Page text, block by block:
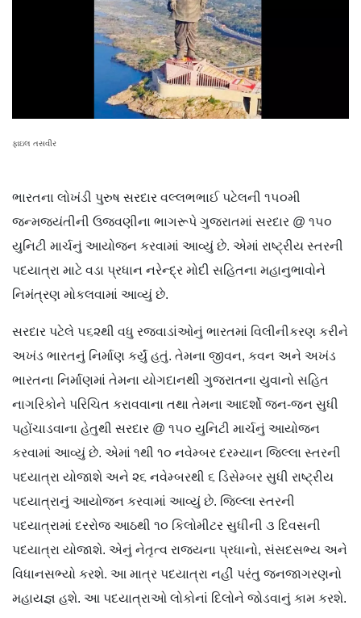
ફાઇલ તસવીર
ભારતના લોખંડી પુરુષ સરદાર વલ્લભભાઈ પટેલની ૧૫૦મી
જન્મજયંતીની ઉજવણીના ભાગરૂપે ગુજરાતમાં સરદાર @ ૧૫૦
યુનિટી માર્ચનું આયોજન કરવામાં આવ્યું છે. એમાં રાષ્ટ્રીય સ્તરની
પદયાત્રા માટે વડા પ્રધાન નરેન્દ્ર મોદી સહિતના મહાનુભાવોને
નિમંત્રણ મોકલવામાં આવ્યું છે.
સરદાર પટેલે ૫૬૨થી વધુ રજવાડાંઓનું ભારતમાં વિલીનીકરણ કરીને
અખંડ ભારતનું નિર્માણ કર્યું હતું. તેમના જીવન, કવન અને અખંડ
ભારતના નિર્માણમાં તેમના યોગદાનથી ગુજરાતના યુવાનો સહિત
નાગરિકોને પરિચિત કરાવવાના તથા તેમના આદર્શો જન-જન સુધી
પહોંચાડવાના હેતુથી સરદાર @ ૧૫૦ યુનિટી માર્ચનું આયોજન
કરવામાં આવ્યું છે. એમાં ૧થી ૧૦ નવેમ્બર દરમ્યાન જિલ્લા સ્તરની
પદયાત્રા યોજાશે અને ૨૬ નવેમ્બરથી ૬ ડિસેમ્બર સુધી રાષ્ટ્રીય
પદયાત્રાનું આયોજન કરવામાં આવ્યું છે. જિલ્લા સ્તરની
પદયાત્રામાં દરરોજ આઠથી ૧૦ કિલોમીટર સુધીની ૩ દિવસની
પદયાત્રા યોજાશે. એનું નેતૃત્વ રાજ્યના પ્રધાનો, સંસદસભ્ય અને
વિધાનસભ્યો કરશે. આ માત્ર પદયાત્રા નહીં પરંતુ જનજાગરણનો
મહાયજ્ઞ હશે. આ પદયાત્રાઓ લોકોનાં દિલોને જોડવાનું કામ કરશે.